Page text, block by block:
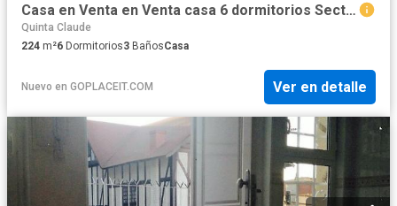
Casa en Venta en Venta casa 6 dormitorios Sector Chorrillos Viña del Mar 3 baños
Quinta Claude
224 m²6 Dormitorios3 BañosCasa
Nuevo en GOPLACEIT.COM Ver en detalle